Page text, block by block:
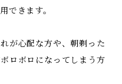
できます。
が心配な方や、朝剃った
ロボロになってしまう方